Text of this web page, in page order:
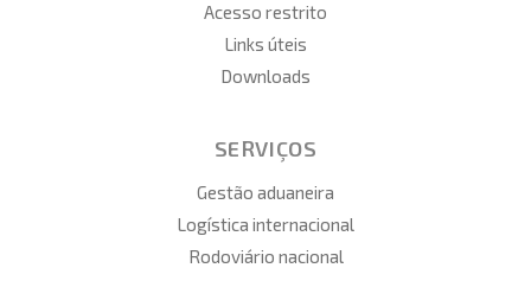
Acesso restrito
Links úteis
Downloads
SERVIÇOS
Gestão aduaneira
Logística internacional
Rodoviário nacional